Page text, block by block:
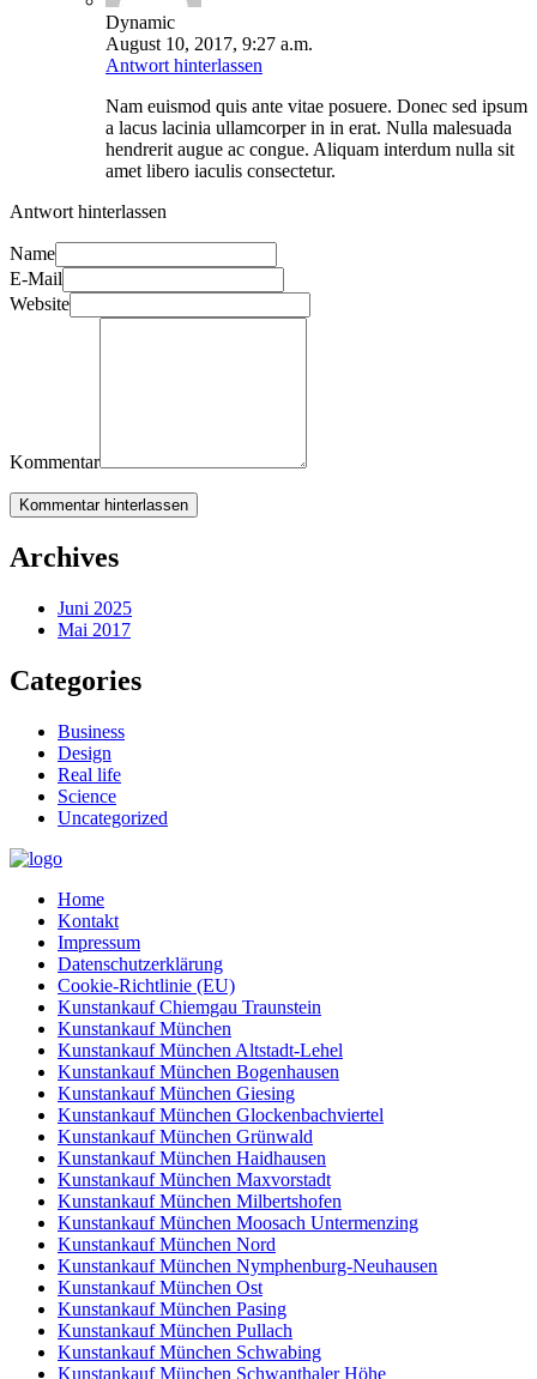
Dynamic
August 10, 2017, 9:27 a.m.
Antwort hinterlassen
Nam euismod quis ante vitae posuere. Donec sed ipsum
a lacus lacinia ullamcorper in in erat. Nulla malesuada
hendrerit augue ac congue. Aliquam interdum nulla sit
amet libero iaculis consectetur.
Antwort hinterlassen
Name
E-Mail
Website
Kommentar
Kommentar hinterlassen
Archives
Juni 2025
Mai 2017
Categories
Business
Design
Real life
Science
Uncategorized
Home
Kontakt
Impressum
Datenschutzerklärung
Cookie-Richtlinie (EU)
Kunstankauf Chiemgau Traunstein
Kunstankauf München
Kunstankauf München Altstadt-Lehel
Kunstankauf München Bogenhausen
Kunstankauf München Giesing
Kunstankauf München Glockenbachviertel
Kunstankauf München Grünwald
Kunstankauf München Haidhausen
Kunstankauf München Maxvorstadt
Kunstankauf München Milbertshofen
Kunstankauf München Moosach Untermenzing
Kunstankauf München Nord
Kunstankauf München Nymphenburg-Neuhausen
Kunstankauf München Ost
Kunstankauf München Pasing
Kunstankauf München Pullach
Kunstankauf München Schwabing
Kunstankauf München Schwanthaler Höhe